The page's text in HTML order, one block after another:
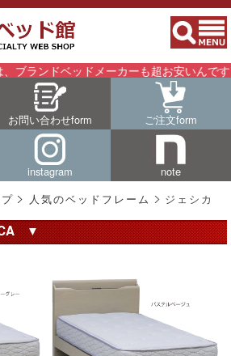
ランドベッドメーカーも超お安いんです！
お問い合わせform ご注文form
instagram
note
人気のベッドフレーム ジェシカ
▼